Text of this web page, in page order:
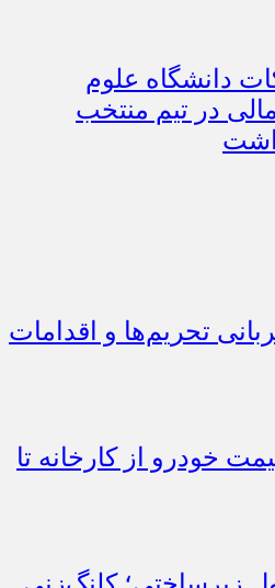
دانشگاه علوم
در تیم منتخب
تحریم‌ها و اقدامات
قیمت خودرو از کارخانه تا